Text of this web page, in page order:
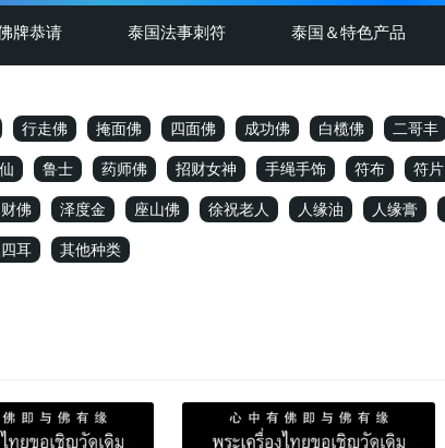
牌恭请 泰国法事刺符 泰国＆特色产品
行走佛 掩面佛 四面佛 成功佛 白榄佛 二哥丰
鲁士 药师佛 招财女神 手绳手饰 符布 符片
佛 泽度金 座山佛 徐祝老人 人缘油 人缘膏
耳 其他种类